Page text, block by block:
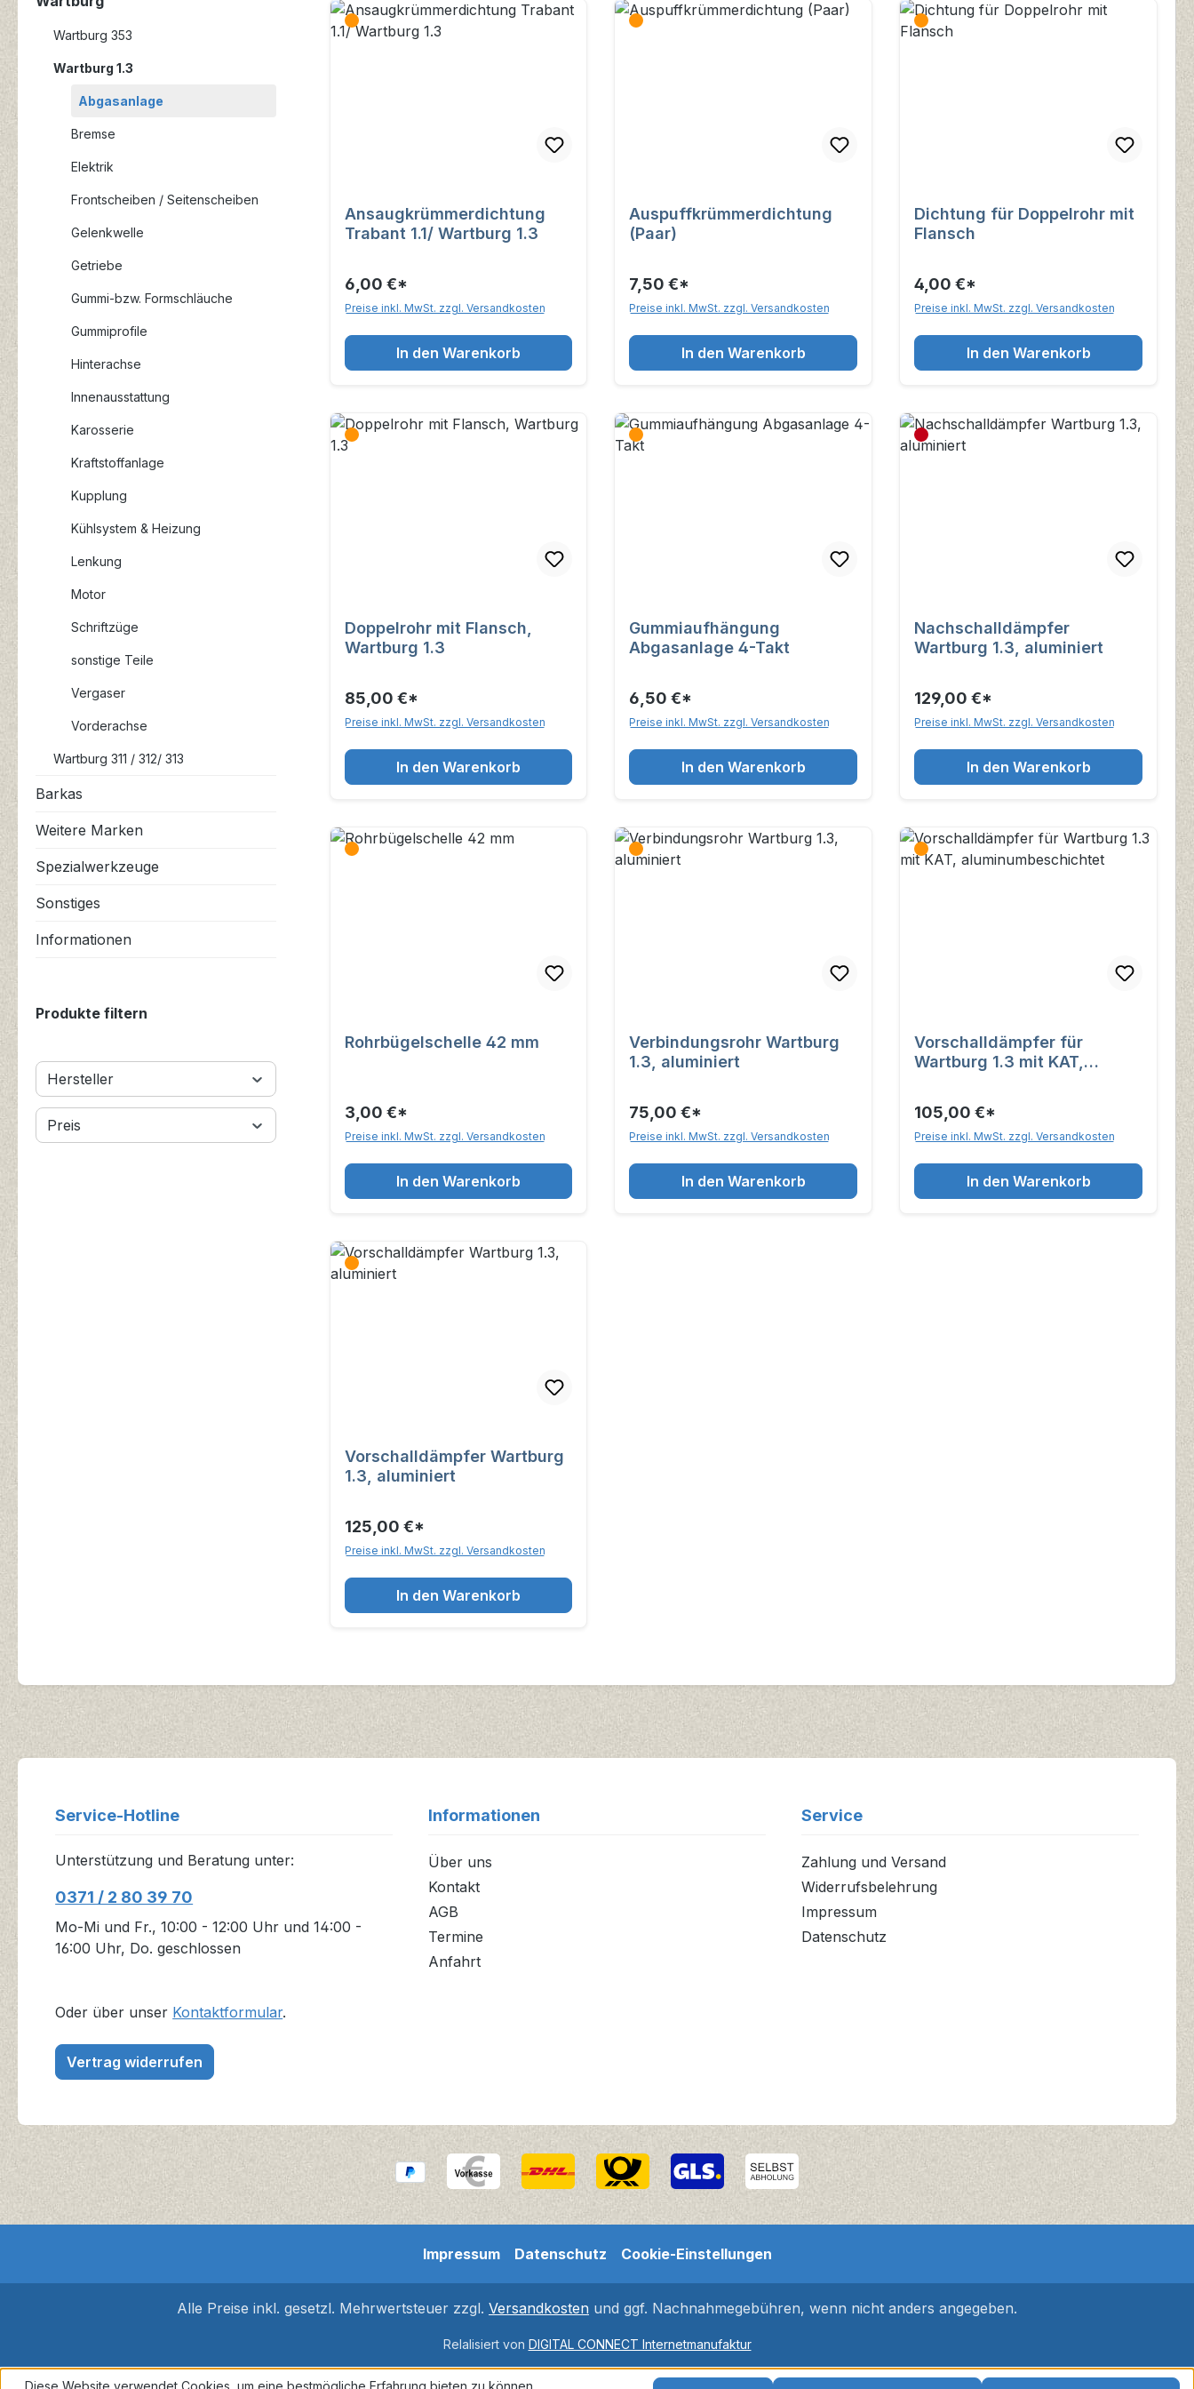
Wartburg 353
Wartburg 1.3
Abgasanlage
Bremse
Elektrik
Frontscheiben / Seitenscheiben
Gelenkwelle
Getriebe
Gummi-bzw. Formschläuche
Gummiprofile
Hinterachse
Innenausstattung
Karosserie
Kraftstoffanlage
Kupplung
Kühlsystem & Heizung
Lenkung
Motor
Schriftzüge
sonstige Teile
Vergaser
Vorderachse
Wartburg 311 / 312/ 313
Barkas
Weitere Marken
Spezialwerkzeuge
Sonstiges
Informationen
Produkte filtern
Hersteller
Preis
Ansaugkrümmerdichtung
Trabant 1.1/ Wartburg 1.3
6,00 €*
Preise inkl. MwSt. zzgl. Versandkosten
In den Warenkorb
Auspuffkrümmerdichtung
(Paar)
7,50 €*
Preise inkl. MwSt. zzgl. Versandkosten
In den Warenkorb
Dichtung für Doppelrohr mit
Flansch
4,00 €*
Preise inkl. MwSt. zzgl. Versandkosten
In den Warenkorb
Doppelrohr mit Flansch,
Wartburg 1.3
85,00 €*
Preise inkl. MwSt. zzgl. Versandkosten
In den Warenkorb
Gummiaufhängung
Abgasanlage 4-Takt
6,50 €*
Preise inkl. MwSt. zzgl. Versandkosten
In den Warenkorb
Nachschalldämpfer
Wartburg 1.3, aluminiert
129,00 €*
Preise inkl. MwSt. zzgl. Versandkosten
In den Warenkorb
Rohrbügelschelle 42 mm
3,00 €*
Preise inkl. MwSt. zzgl. Versandkosten
In den Warenkorb
Verbindungsrohr Wartburg
1.3, aluminiert
75,00 €*
Preise inkl. MwSt. zzgl. Versandkosten
In den Warenkorb
Vorschalldämpfer für
Wartburg 1.3 mit KAT,
105,00 €*
Preise inkl. MwSt. zzgl. Versandkosten
In den Warenkorb
Vorschalldämpfer Wartburg
1.3, aluminiert
125,00 €*
Preise inkl. MwSt. zzgl. Versandkosten
In den Warenkorb
Service-Hotline
Unterstützung und Beratung unter:
0371 / 2 80 39 70
Mo-Mi und Fr., 10:00 - 12:00 Uhr und 14:00 -
16:00 Uhr, Do. geschlossen
Oder über unser Kontaktformular.
Vertrag widerrufen
Informationen
Über uns
Kontakt
AGB
Termine
Anfahrt
Service
Zahlung und Versand
Widerrufsbelehrung
Impressum
Datenschutz
Impressum Datenschutz Cookie-Einstellungen
Alle Preise inkl. gesetzl. Mehrwertsteuer zzgl. Versandkosten und ggf. Nachnahmegebühren, wenn nicht anders angegeben.
Relalisiert von DIGITAL CONNECT Internetmanufaktur
Diese Website verwendet Cookies, um eine bestmögliche Erfahrung bieten zu können.